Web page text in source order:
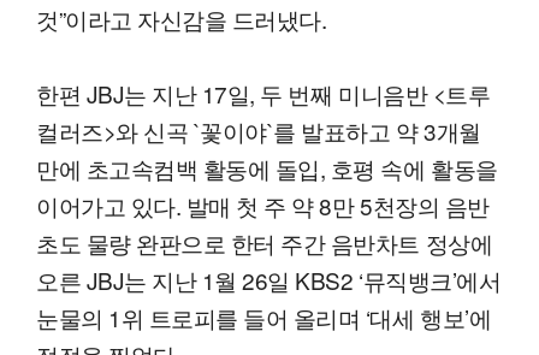
것”이라고 자신감을 드러냈다.
한편 JBJ는 지난 17일, 두 번째 미니음반 <트루
컬러즈>와 신곡 `꽃이야`를 발표하고 약 3개월
만에 초고속컴백 활동에 돌입, 호평 속에 활동을
이어가고 있다. 발매 첫 주 약 8만 5천장의 음반
초도 물량 완판으로 한터 주간 음반차트 정상에
오른 JBJ는 지난 1월 26일 KBS2 ‘뮤직뱅크’에서
눈물의 1위 트로피를 들어 올리며 ‘대세 행보’에